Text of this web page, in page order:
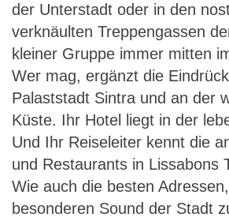
der Unterstadt oder in den
verknäulten Treppengassen
kleiner Gruppe immer mitten
Wer mag, ergänzt die
Palaststadt Sintra und an der
Küste. Ihr Hotel liegt in der
Und Ihr Reiseleiter kennt die
und Restaurants in Lissabons
Wie auch die besten
besonderen Sound der Stadt